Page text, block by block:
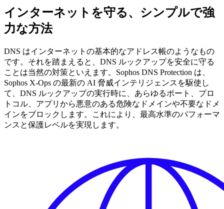
インターネットを守る、シンプルで強
力な方法
DNS はインターネットの基本的なアドレス帳のようなもの
です。それを踏まえると、DNS ルックアップを安全に守る
ことは当然の対策といえます。Sophos DNS Protection は、
Sophos X-Ops の最新の AI 脅威インテリジェンスを駆使し
て、DNS ルックアップの実行時に、あらゆるポート、プロ
トコル、アプリから悪意のある危険なドメインや不要なドメ
インをブロックします。これにより、最高水準のパフォーマ
ンスと保護レベルを実現します。